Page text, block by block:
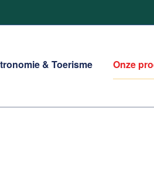
& Toerisme Onze